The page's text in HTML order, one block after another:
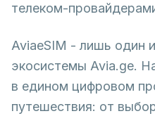
телеком-
AviaeSIM - лишь один
экосистемы Avia.ge.
в едином цифровом
путешествия: от